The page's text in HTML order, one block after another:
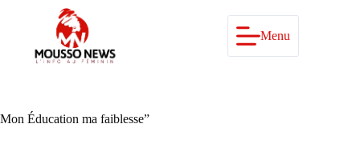
Menu
Mon Éducation ma faiblesse”